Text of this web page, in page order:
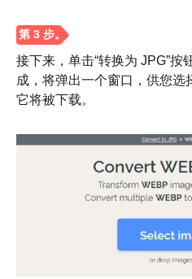
接下来，单击“转换为 JPG”
成，将弹出一个窗口，供您
它将被下载。